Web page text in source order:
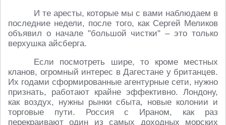
И те аресты, которые мы с вами наблюдаем в
последние недели, после того, как Сергей Меликов
объявил о начале "большой чистки" – это только
верхушка айсберга.
Если посмотреть шире, то кроме местных
кланов, огромный интерес в Дагестане у британцев.
Их годами сформированные агентурные сети, нужно
признать, работают крайне эффективно. Лондону,
как воздух, нужны рынки сбыта, новые колонии и
торговые пути. Россия с Ираном, как раз
перекраивают один из самых доходных морских